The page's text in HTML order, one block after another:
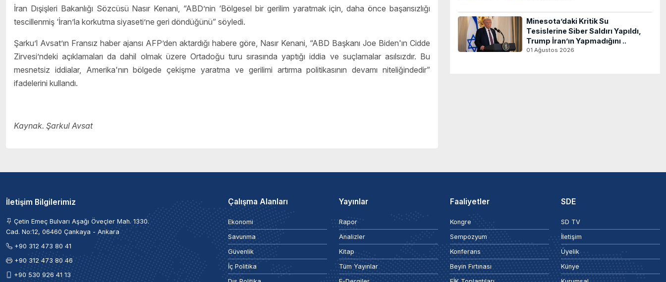
İran Dışişleri Bakanlığı Sözcüsü Nasır Kenani, “ABD’nin ‘Bölgesel bir gerilim yaratmak için, daha önce başarısızlığı
tescillenmiş ‘İran’la korkutma siyaseti’ne geri döndüğünü” söyledi.
Şarku’l Avsat’ın Fransız haber ajansı AFP’den aktardığı habere göre, Nasır Kenani, “ABD Başkanı Joe Biden'ın Cidde
Zirvesi’ndeki açıklamaları da dahil olmak üzere Ortadoğu turu sırasında yaptığı iddia ve suçlamalar asılsızdır. Bu
mesnetsiz iddialar, Amerika'nın bölgede çekişme yaratma ve gerilimi artırma politikasının devamı niteliğindedir”
ifadelerini kullandı.
Kaynak. Şarkul Avsat
Minesota’daki Kritik Su
Tesislerine Siber Saldırı Yapıldı,
Trump İran’ın Yapmadığını ..
01 Ağustos 2026
İletişim Bilgilerimiz
Çetin Emeç Bulvarı Aşağı Öveçler Mah. 1330.
Cad. No:12, 06460 Çankaya - Ankara
+90 312 473 80 41
+90 312 473 80 46
+90 530 926 41 13
Çalışma Alanları
Ekonomi
Savunma
Güvenlik
İç Politika
Yayınlar
Rapor
Analizler
Kitap
Tüm Yayınlar
Faaliyetler
Kongre
Sempozyum
Konferans
Beyin Fırtınası
SDE
SD TV
İletişim
Üyelik
Künye